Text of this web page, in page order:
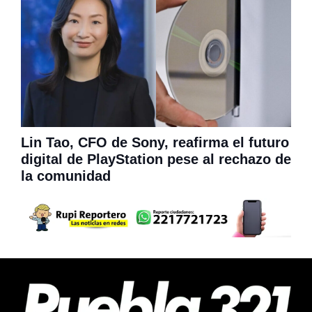
Lin Tao, CFO de Sony, reafirma el futuro
digital de PlayStation pese al rechazo de
la comunidad